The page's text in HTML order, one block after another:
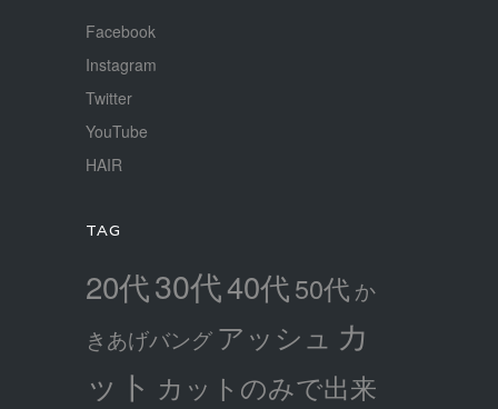
Facebook
Instagram
Twitter
YouTube
HAIR
TAG
20代30代40代50代 か
きあげバング アッシュ カ
ット カットのみで出来